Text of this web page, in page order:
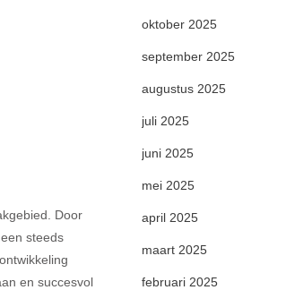
Door
steeds
en succesvol
oktober 2025
september 2025
augustus 2025
juli 2025
juni 2025
mei 2025
april 2025
maart 2025
februari 2025